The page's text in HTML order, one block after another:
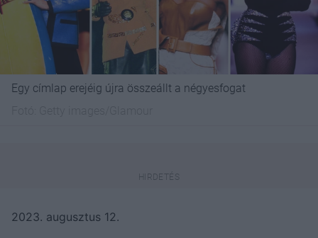
Egy címlap erejéig újra összeállt a négyesfogat
2023. augusztus 12.